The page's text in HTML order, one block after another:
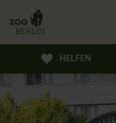
HELFEN